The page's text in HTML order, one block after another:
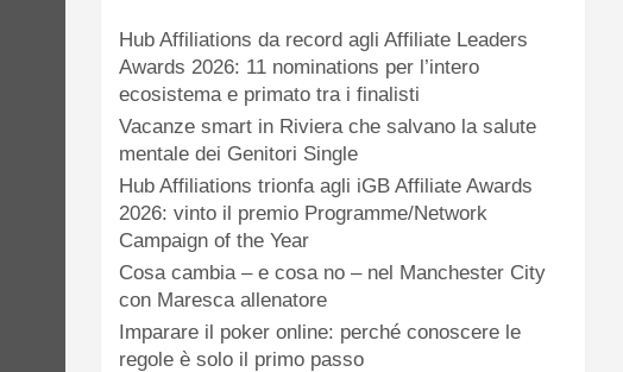
Hub Affiliations da record agli Affiliate Leaders
Awards 2026: 11 nominations per l’intero
ecosistema e primato tra i finalisti
Vacanze smart in Riviera che salvano la salute
mentale dei Genitori Single
Hub Affiliations trionfa agli iGB Affiliate Awards
2026: vinto il premio Programme/Network
Campaign of the Year
Cosa cambia – e cosa no – nel Manchester City
con Maresca allenatore
Imparare il poker online: perché conoscere le
regole è solo il primo passo